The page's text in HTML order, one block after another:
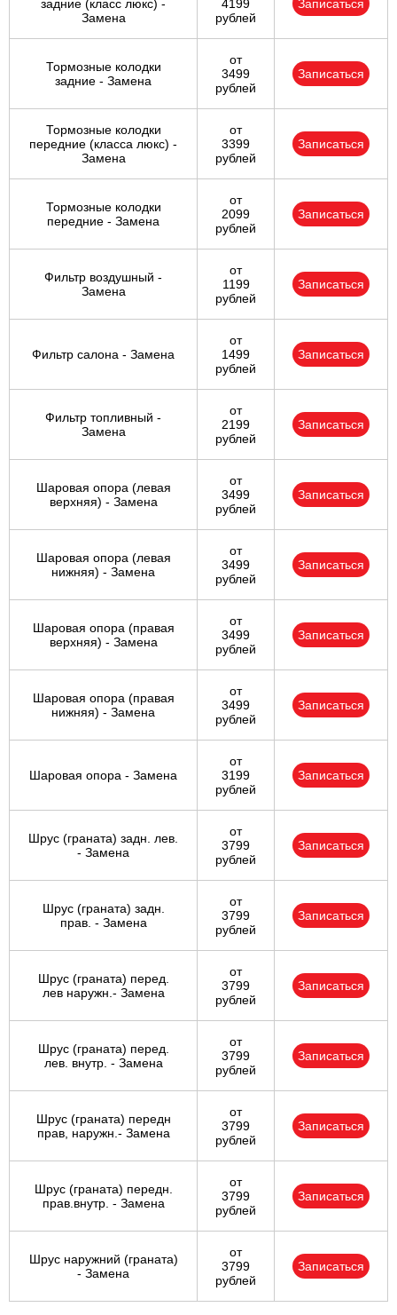
задние (класс люкс) -
Замена
4199
рублей
Записаться
Тормозные колодки
задние - Замена
от
3499
рублей
Записаться
Тормозные колодки
передние (класса люкс) -
Замена
от
3399
рублей
Записаться
Тормозные колодки
передние - Замена
от
2099
рублей
Записаться
Фильтр воздушный -
Замена
от
1199
рублей
Записаться
Фильтр салона - Замена
от
1499
рублей
Записаться
Фильтр топливный -
Замена
от
2199
рублей
Записаться
Шаровая опора (левая
верхняя) - Замена
от
3499
рублей
Записаться
Шаровая опора (левая
нижняя) - Замена
от
3499
рублей
Записаться
Шаровая опора (правая
верхняя) - Замена
от
3499
рублей
Записаться
Шаровая опора (правая
нижняя) - Замена
от
3499
рублей
Записаться
Шаровая опора - Замена
от
3199
рублей
Записаться
Шрус (граната) задн. лев.
- Замена
от
3799
рублей
Записаться
Шрус (граната) задн.
прав. - Замена
от
3799
рублей
Записаться
Шрус (граната) перед.
лев наружн.- Замена
от
3799
рублей
Записаться
Шрус (граната) перед.
лев. внутр. - Замена
от
3799
рублей
Записаться
Шрус (граната) передн
прав, наружн.- Замена
от
3799
рублей
Записаться
Шрус (граната) передн.
прав.внутр. - Замена
от
3799
рублей
Записаться
Шрус наружний (граната)
- Замена
от
3799
рублей
Записаться